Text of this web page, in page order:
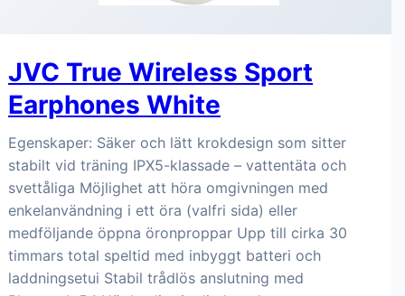
JVC True Wireless Sport
Earphones White
Egenskaper: Säker och lätt krokdesign som sitter
stabilt vid träning IPX5-klassade – vattentäta och
svettåliga Möjlighet att höra omgivningen med
enkelanvändning i ett öra (valfri sida) eller
medföljande öppna öronproppar Upp till cirka 30
timmars total speltid med inbyggt batteri och
laddningsetui Stabil trådlös anslutning med